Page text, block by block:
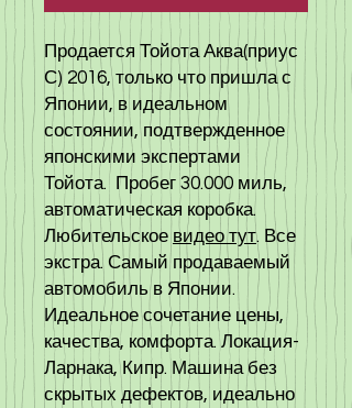
Продается Тойота Аква(приус
С) 2016, только что пришла с
Японии, в идеальном
состоянии, подтвержденное
японскими экспертами
Тойота. Пробег 30.000 миль,
автоматическая коробка.
Любительское видео тут. Все
экстра. Самый продаваемый
автомобиль в Японии.
Идеальное сочетание цены,
качества, комфорта. Локация-
Ларнака, Кипр. Машина без
скрытых дефектов, идеально